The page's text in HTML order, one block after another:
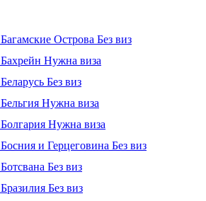
Багамские Острова Без виз
Бахрейн Нужна виза
Беларусь Без виз
Бельгия Нужна виза
Болгария Нужна виза
Босния и Герцеговина Без виз
Ботсвана Без виз
Бразилия Без виз